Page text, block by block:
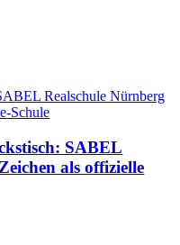
Realschule Nürnberg
Schule
SABEL
als offizielle